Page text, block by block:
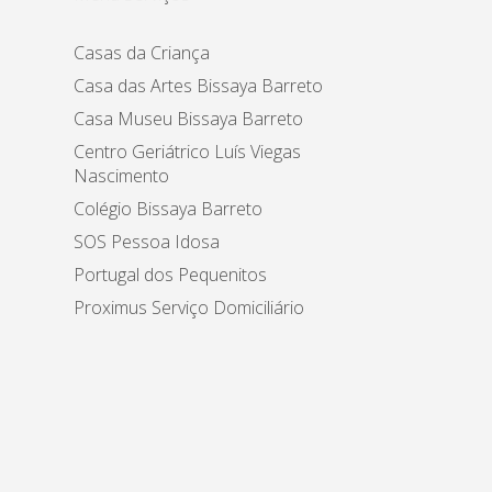
Casas da Criança
Casa das Artes Bissaya Barreto
Casa Museu Bissaya Barreto
Centro Geriátrico Luís Viegas
Nascimento
Colégio Bissaya Barreto
SOS Pessoa Idosa
Portugal dos Pequenitos
Proximus Serviço Domiciliário